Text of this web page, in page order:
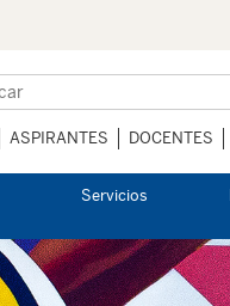
ASPIRANTES DOCENTES
Servicios